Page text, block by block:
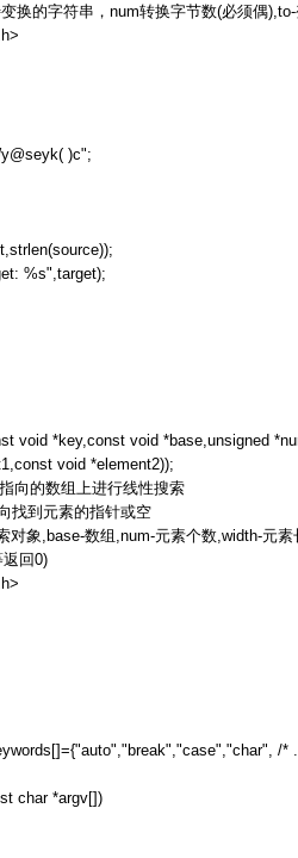
换的字符串， num转换字节数(必须偶),to-
)c";
%s",target);
*key,const void *base,unsigned
void *element2));
指向的数组上进行线性搜索
找到元素的指针或空
对象 ,base-数组 ,num-元素个数 ,width-元素
回0)
/*
char *argv[])